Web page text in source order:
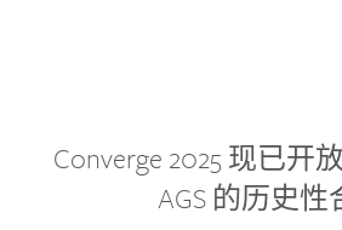
Converge 2025 现已开
AGS 的历史性